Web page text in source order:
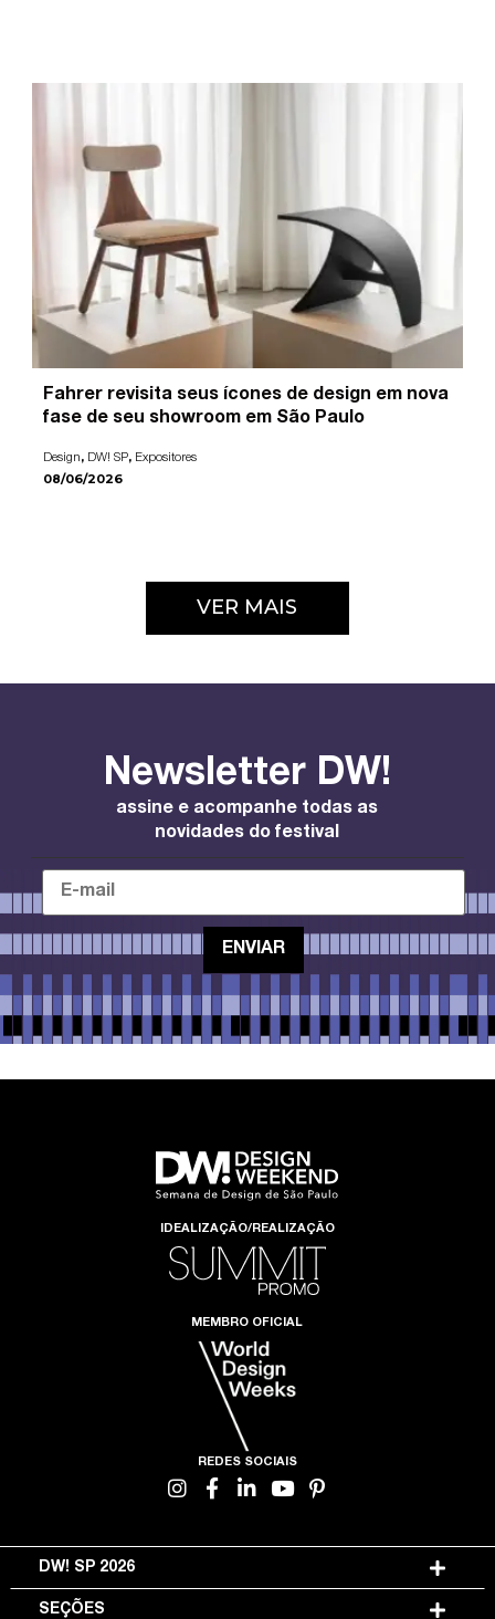
Fahrer revisita seus ícones de design em nova
fase de seu showroom em São Paulo
Design, DW! SP, Expositores
08/06/2026
VER MAIS
Newsletter DW!
assine e acompanhe todas as
novidades do festival
IDEALIZAÇÃO/REALIZAÇÃO
MEMBRO OFICIAL
REDES SOCIAIS
DW! SP 2026
SEÇÕES